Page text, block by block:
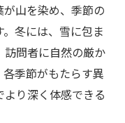
山を染め、季節の
冬には、雪に包ま
問者に自然の厳か
季節がもたらす異
り深く体感できる